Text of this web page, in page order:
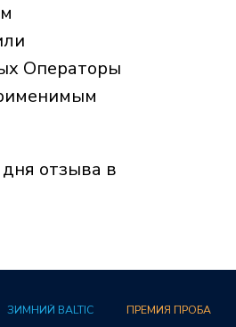
Операторы
отзыва в
ПРЕМИЯ ПРОБА